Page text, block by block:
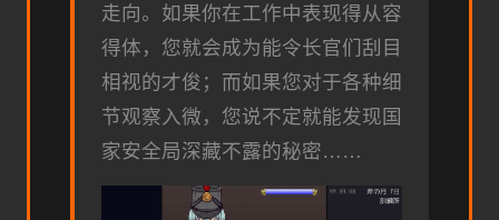
走向。如果你在工作中表现得从容
得体，您就会成为能令长官们刮目
相视的才俊；而如果您对于各种细
节观察入微，您说不定就能发现国
家安全局深藏不露的秘密……